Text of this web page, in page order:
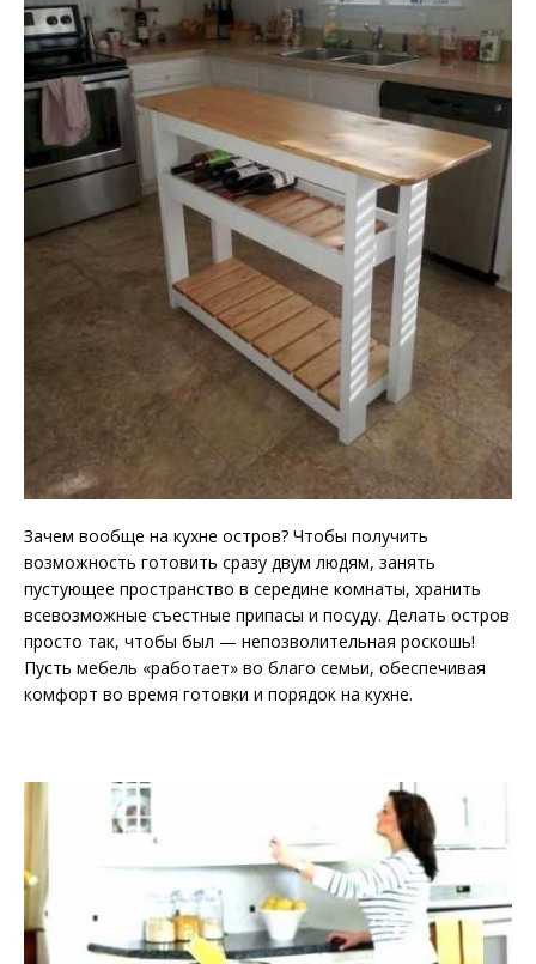
Зачем вообще на кухне остров? Чтобы получить
возможность готовить сразу двум людям, занять
пустующее пространство в середине комнаты, хранить
всевозможные съестные припасы и посуду. Делать остров
просто так, чтобы был — непозволительная роскошь!
Пусть мебель «работает» во благо семьи, обеспечивая
комфорт во время готовки и порядок на кухне.